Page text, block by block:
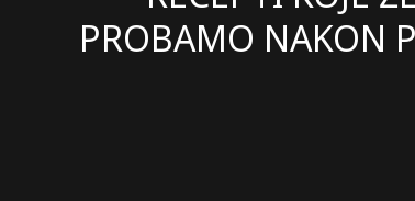
PROBAMO NAKON